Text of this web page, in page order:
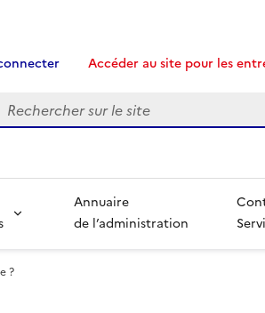
Accéder au site pour les
Recherche
Annuaire
de l’administration
?